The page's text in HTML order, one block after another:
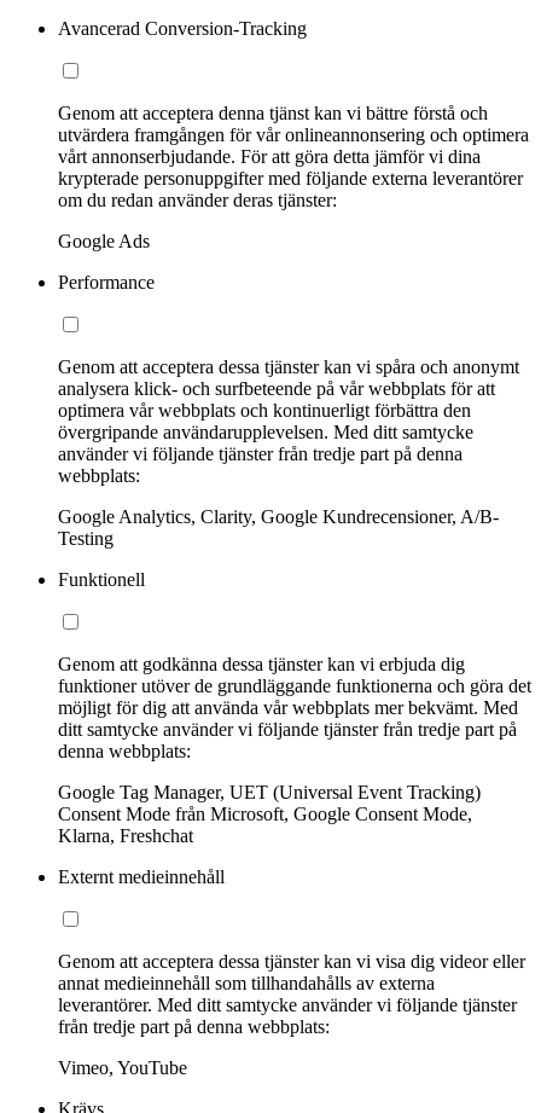
Avancerad Conversion-Tracking
Genom att acceptera denna tjänst kan vi bättre förstå och
utvärdera framgången för vår onlineannonsering och optimera
vårt annonserbjudande. För att göra detta jämför vi dina
krypterade personuppgifter med följande externa leverantörer
om du redan använder deras tjänster:
Google Ads
Performance
Genom att acceptera dessa tjänster kan vi spåra och anonymt
analysera klick- och surfbeteende på vår webbplats för att
optimera vår webbplats och kontinuerligt förbättra den
övergripande användarupplevelsen. Med ditt samtycke
använder vi följande tjänster från tredje part på denna
webbplats:
Google Analytics, Clarity, Google Kundrecensioner, A/B-
Testing
Funktionell
Genom att godkänna dessa tjänster kan vi erbjuda dig
funktioner utöver de grundläggande funktionerna och göra det
möjligt för dig att använda vår webbplats mer bekvämt. Med
ditt samtycke använder vi följande tjänster från tredje part på
denna webbplats:
Google Tag Manager, UET (Universal Event Tracking)
Consent Mode från Microsoft, Google Consent Mode,
Klarna, Freshchat
Externt medieinnehåll
Genom att acceptera dessa tjänster kan vi visa dig videor eller
annat medieinnehåll som tillhandahålls av externa
leverantörer. Med ditt samtycke använder vi följande tjänster
från tredje part på denna webbplats:
Vimeo, YouTube
Krävs